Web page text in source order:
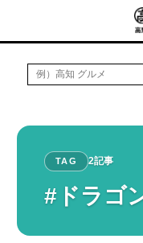
TAG 2記事
#ドラゴ